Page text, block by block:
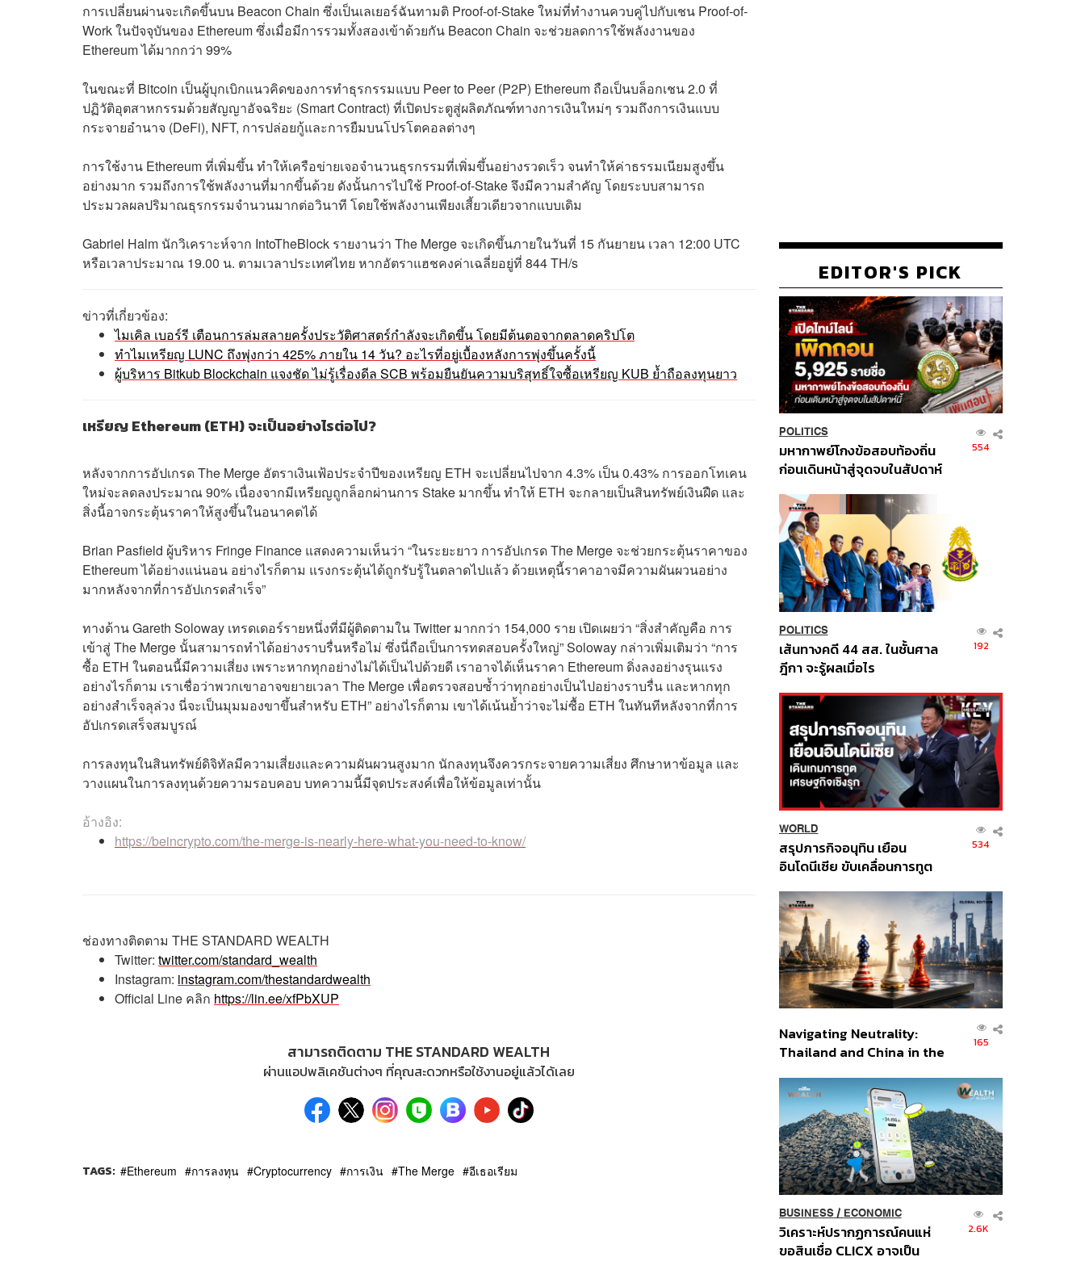
การเปลี่ยนผ่านจะเกิดขึ้นบน Beacon Chain ซึ่งเป็นเลเยอร์ฉันทามติ Proof-of-Stake ใหม่ที่ทำงานควบคู่ไปกับเชน Proof-of-
Work ในปัจจุบันของ Ethereum ซึ่งเมื่อมีการรวมทั้งสองเข้าด้วยกัน Beacon Chain จะช่วยลดการใช้พลังงานของ
Ethereum ได้มากกว่า 99%
ในขณะที่ Bitcoin เป็นผู้บุกเบิกแนวคิดของการทำธุรกรรมแบบ Peer to Peer (P2P) Ethereum ถือเป็นบล็อกเชน 2.0 ที่
ปฏิวัติอุตสาหกรรมด้วยสัญญาอัจฉริยะ (Smart Contract) ที่เปิดประตูสู่ผลิตภัณฑ์ทางการเงินใหม่ๆ รวมถึงการเงินแบบ
กระจายอำนาจ (DeFi), NFT, การปล่อยกู้และการยืมบนโปรโตคอลต่างๆ
การใช้งาน Ethereum ที่เพิ่มขึ้น ทำให้เครือข่ายเจอจำนวนธุรกรรมที่เพิ่มขึ้นอย่างรวดเร็ว จนทำให้ค่าธรรมเนียมสูงขึ้น
อย่างมาก รวมถึงการใช้พลังงานที่มากขึ้นด้วย ดังนั้นการไปใช้ Proof-of-Stake จึงมีความสำคัญ โดยระบบสามารถ
ประมวลผลปริมาณธุรกรรมจำนวนมากต่อวินาที โดยใช้พลังงานเพียงเสี้ยวเดียวจากแบบเดิม
Gabriel Halm นักวิเคราะห์จาก IntoTheBlock รายงานว่า The Merge จะเกิดขึ้นภายในวันที่ 15 กันยายน เวลา 12:00 UTC
หรือเวลาประมาณ 19.00 น. ตามเวลาประเทศไทย หากอัตราแฮชคงค่าเฉลี่ยอยู่ที่ 844 TH/s
ข่าวที่เกี่ยวข้อง:
ไมเคิล เบอร์รี เตือนการล่มสลายครั้งประวัติศาสตร์กำลังจะเกิดขึ้น โดยมีต้นตอจากตลาดคริปโต
ทำไมเหรียญ LUNC ถึงพุ่งกว่า 425% ภายใน 14 วัน? อะไรที่อยู่เบื้องหลังการพุ่งขึ้นครั้งนี้
ผู้บริหาร Bitkub Blockchain แจงชัด ไม่รู้เรื่องดีล SCB พร้อมยืนยันความบริสุทธิ์ใจซื้อเหรียญ KUB ย้ำถือลงทุนยาว
เหรียญ Ethereum (ETH) จะเป็นอย่างไรต่อไป?
หลังจากการอัปเกรด The Merge อัตราเงินเฟ้อประจำปีของเหรียญ ETH จะเปลี่ยนไปจาก 4.3% เป็น 0.43% การออกโทเคน
ใหม่จะลดลงประมาณ 90% เนื่องจากมีเหรียญถูกล็อกผ่านการ Stake มากขึ้น ทำให้ ETH จะกลายเป็นสินทรัพย์เงินฝืด และ
สิ่งนี้อาจกระตุ้นราคาให้สูงขึ้นในอนาคตได้
Brian Pasfield ผู้บริหาร Fringe Finance แสดงความเห็นว่า “ในระยะยาว การอัปเกรด The Merge จะช่วยกระตุ้นราคาของ
Ethereum ได้อย่างแน่นอน อย่างไรก็ตาม แรงกระตุ้นได้ถูกรับรู้ในตลาดไปแล้ว ด้วยเหตุนี้ราคาอาจมีความผันผวนอย่าง
มากหลังจากที่การอัปเกรดสำเร็จ”
ทางด้าน Gareth Soloway เทรดเดอร์รายหนึ่งที่มีผู้ติดตามใน Twitter มากกว่า 154,000 ราย เปิดเผยว่า “สิ่งสำคัญคือ การ
เข้าสู่ The Merge นั้นสามารถทำได้อย่างราบรื่นหรือไม่ ซึ่งนี่ถือเป็นการทดสอบครั้งใหญ่” Soloway กล่าวเพิ่มเติมว่า “การ
ซื้อ ETH ในตอนนี้มีความเสี่ยง เพราะหากทุกอย่างไม่ได้เป็นไปด้วยดี เราอาจได้เห็นราคา Ethereum ดิ่งลงอย่างรุนแรง
อย่างไรก็ตาม เราเชื่อว่าพวกเขาอาจขยายเวลา The Merge เพื่อตรวจสอบซ้ำว่าทุกอย่างเป็นไปอย่างราบรื่น และหากทุก
อย่างสำเร็จลุล่วง นี่จะเป็นมุมมองขาขึ้นสำหรับ ETH” อย่างไรก็ตาม เขาได้เน้นย้ำว่าจะไม่ซื้อ ETH ในทันทีหลังจากที่การ
อัปเกรดเสร็จสมบูรณ์
การลงทุนในสินทรัพย์ดิจิทัลมีความเสี่ยงและความผันผวนสูงมาก นักลงทุนจึงควรกระจายความเสี่ยง ศึกษาหาข้อมูล และ
วางแผนในการลงทุนด้วยความรอบคอบ บทความนี้มีจุดประสงค์เพื่อให้ข้อมูลเท่านั้น
อ้างอิง:
https://beincrypto.com/the-merge-is-nearly-here-what-you-need-to-know/
ช่องทางติดตาม THE STANDARD WEALTH
Twitter: twitter.com/standard_wealth
Instagram: instagram.com/thestandardwealth
Official Line คลิก https://lin.ee/xfPbXUP
สามารถติดตาม THE STANDARD WEALTH
ผ่านแอปพลิเคชันต่างๆ ที่คุณสะดวกหรือใช้งานอยู่แล้วได้เลย
TAGS: Ethereum การลงทุน Cryptocurrency การเงิน The Merge อีเธอเรียม
EDITOR'S PICK
POLITICS
มหากาพย์โกงข้อสอบท้องถิ่น
ก่อนเดินหน้าสู่จุดจบในสัปดาห์
554
POLITICS
เส้นทางคดี 44 สส. ในชั้นศาล
ฎีกา จะรู้ผลเมื่อไร
192
WORLD
สรุปภารกิจอนุทิน เยือน
อินโดนีเซีย ขับเคลื่อนการทูต
ส่วนยุทธศาสตร์ไทย –
อินโดนีเซีย
534
Navigating Neutrality:
Thailand and China in the
Order
165
BUSINESS/ ECONOMIC
วิเคราะห์ปรากฏการณ์คนแห่
ขอสินเชื่อ CLICX อาจเป็น
2.6K